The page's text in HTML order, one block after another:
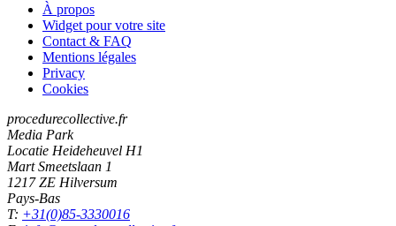
À propos
Widget pour votre site
Contact & FAQ
Mentions légales
Privacy
Cookies
procedurecollective.fr
Media Park
Locatie Heideheuvel H1
Mart Smeetslaan 1
1217 ZE Hilversum
Pays-Bas
T: +31(0)85-3330016